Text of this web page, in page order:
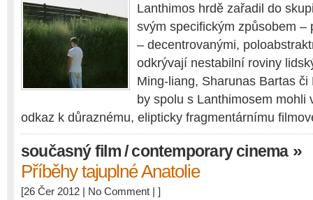
Lanthimos hrdě zařadil do
svým specifickým způsobem –
– decentrovanými,
odkrývají nestabilní roviny
Ming-liang, Sharunas Bartas
by spolu s Lanthimosem mohli
odkaz k důraznému, elipticky fragmentárnímu
současný film / contemporary cinema»
Příběhy tajuplné Anatolie
[26 Čer 2012 | No Comment | ]